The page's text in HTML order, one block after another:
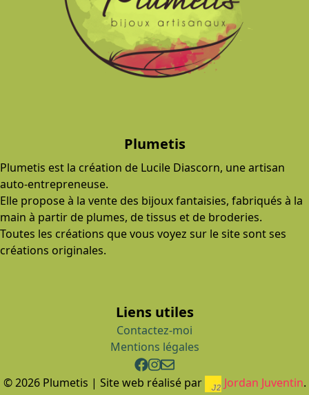
Plumetis
Plumetis est la création de Lucile Diascorn, une artisan
auto-entrepreneuse.
Elle propose à la vente des bijoux fantaisies, fabriqués à la
main à partir de plumes, de tissus et de broderies.
Toutes les créations que vous voyez sur le site sont ses
créations originales.
Liens utiles
Contactez-moi
Mentions légales
© 2026 Plumetis | Site web réalisé par Jordan Juventin.